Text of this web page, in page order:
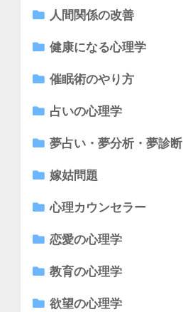
人間関係の改善
健康になる心理学
催眠術のやり方
占いの心理学
夢占い・夢分析・夢診断
嫁姑問題
心理カウンセラー
恋愛の心理学
教育の心理学
欲望の心理学